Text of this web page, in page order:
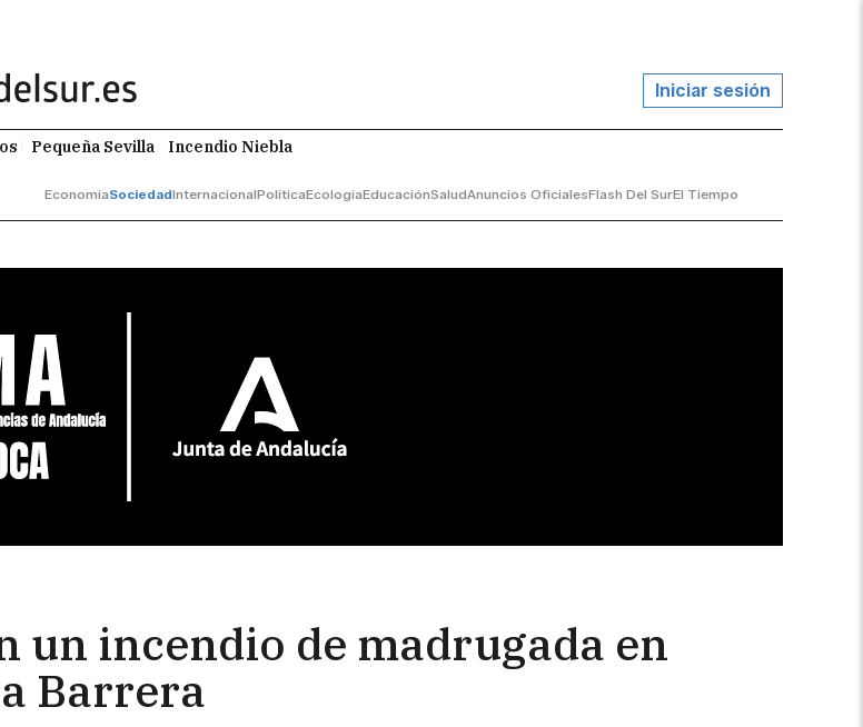
Iniciar sesión
Pequeña Sevilla Incendio Niebla
EconomíaSociedadInternacionalPolíticaEcologíaEducaciónSaludAnuncios OficialesFlash Del SurEl Tiempo
un incendio de madrugada en
Barrera